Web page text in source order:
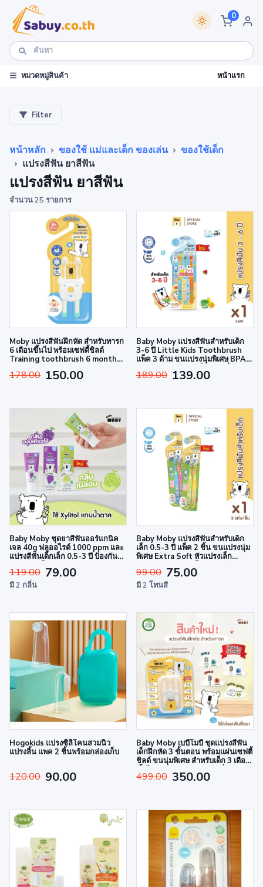
0
หมวดหมู่สินค้า หน้าแรก
Filter
หน้าหลัก ของใช้ แม่และเด็ก ของเล่น
ของใช้เด็ก
แปรงสีฟัน ยาสีฟัน
แปรงสีฟัน ยาสีฟัน
จำนวน 25 รายการ
Moby แปรงสีฟันฝึกหัด สำหรับทารก
6 เดือนขึ้นไป พร้อมเซฟตี้ชิลด์
Training toothbrush 6 month+
178.00 150.00
Baby Moby แปรงสีฟันสำหรับเด็ก
3-6 ปี Little Kids Toothbrush
แพ็ค 3 ด้าม ขนแปรงนุ่มพิเศษ BPA
189.00 139.00
Baby Moby ชุดยาสีฟันออร์แกนิค
เจล 40g ฟลูออไรด์ 1000 ppm และ
แปรงสีฟันเด็กเล็ก 0.5-3 ปี ป้องกัน
สารอันตราย
119.00 79.00
มี 2 กลิ่น
Baby Moby แปรงสีฟันสำหรับเด็ก
เล็ก 0.5-3 ปี แพ็ค 2 ชิ้น ขนแปรงนุ่ม
พิเศษ Extra Soft หัวแปรงเล็ก
ฟันซี่แรก
99.00 75.00
มี 2 โทนสี
Hogokids แปรงซิลิโคนสวมนิ้ว
แปรงลิ้น แพค 2 ชิ้นพร้อมกล่องเก็บ
120.00 90.00
Baby Moby เบบี้โมบี้ ชุดแปรงสีฟัน
เด็กฝึกหัด 3 ขั้นตอน พร้อมแผ่นเซฟตี้
ชิลด์ ขนนุ่มพิเศษ สำหรับเด็ก 3 เดือน
499.00 350.00